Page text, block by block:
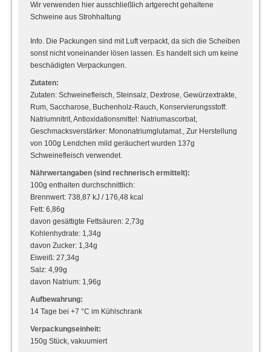
Wir verwenden hier ausschließlich artgerecht gehaltene
Schweine aus Strohhaltung
Info. Die Packungen sind mit Luft verpackt, da sich die Scheiben
sonst nicht voneinander lösen lassen. Es handelt sich um keine
beschädigten Verpackungen.
Zutaten:
Zutaten: Schweinefleisch, Steinsalz, Dextrose, Gewürzextrakte,
Rum, Saccharose, Buchenholz-Rauch, Konservierungsstoff:
Natriumnitrit, Antioxidationsmittel: Natriumascorbat,
Geschmacksverstärker: Mononatriumglutamat., Zur Herstellung
von 100g Lendchen mild geräuchert wurden 137g
Schweinefleisch verwendet.
Nährwertangaben (sind rechnerisch ermittelt):
100g enthalten durchschnittlich:
Brennwert: 738,87 kJ / 176,48 kcal
Fett: 6,86g
davon gesättigte Fettsäuren: 2,73g
Kohlenhydrate: 1,34g
davon Zucker: 1,34g
Eiweiß: 27,34g
Salz: 4,99g
davon Natrium: 1,96g
Aufbewahrung:
14 Tage bei +7 °C im Kühlschrank
Verpackungseinheit:
150g Stück, vakuumiert